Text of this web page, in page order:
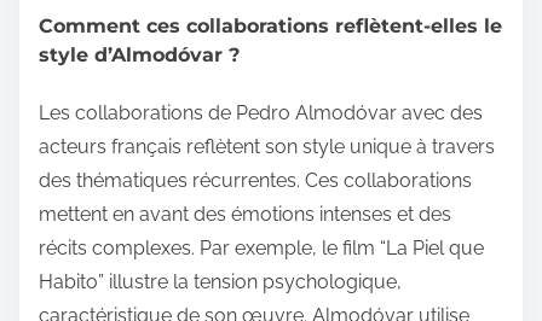
Comment ces collaborations reflètent-elles le
style d’Almodóvar ?
Les collaborations de Pedro Almodóvar avec des
acteurs français reflètent son style unique à travers
des thématiques récurrentes. Ces collaborations
mettent en avant des émotions intenses et des
récits complexes. Par exemple, le film “La Piel que
Habito” illustre la tension psychologique,
caractéristique de son œuvre. Almodóvar utilise